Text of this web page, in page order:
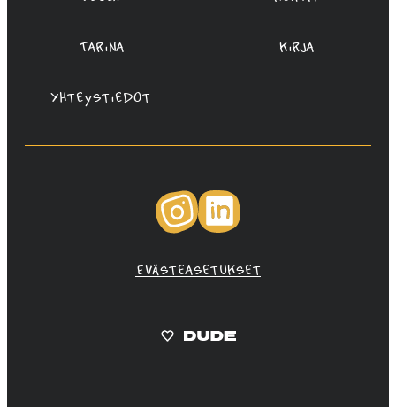
Tarina Kirja
Yhteystiedot
Instagram
Evästeasetukset